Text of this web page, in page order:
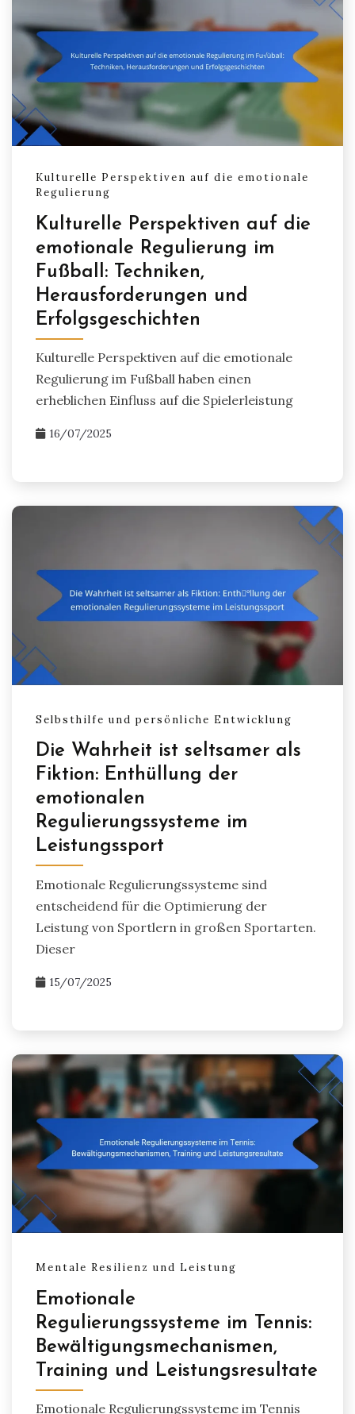
Kulturelle Perspektiven auf die emotionale
Regulierung
Kulturelle Perspektiven auf die
emotionale Regulierung im
Fußball: Techniken,
Herausforderungen und
Erfolgsgeschichten
Kulturelle Perspektiven auf die emotionale
Regulierung im Fußball haben einen
erheblichen Einfluss auf die Spielerleistung
16/07/2025
Selbsthilfe und persönliche Entwicklung
Die Wahrheit ist seltsamer als
Fiktion: Enthüllung der
emotionalen
Regulierungssysteme im
Leistungssport
Emotionale Regulierungssysteme sind
entscheidend für die Optimierung der
Leistung von Sportlern in großen Sportarten.
Dieser
15/07/2025
Mentale Resilienz und Leistung
Emotionale
Regulierungssysteme im Tennis:
Bewältigungsmechanismen,
Training und Leistungsresultate
Emotionale Regulierungssysteme im Tennis